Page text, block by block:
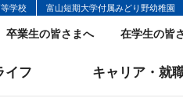
学校 富山短期大学付属みどり野幼稚園
卒業生の皆さまへ 在学生の皆
イフ キャリア・就